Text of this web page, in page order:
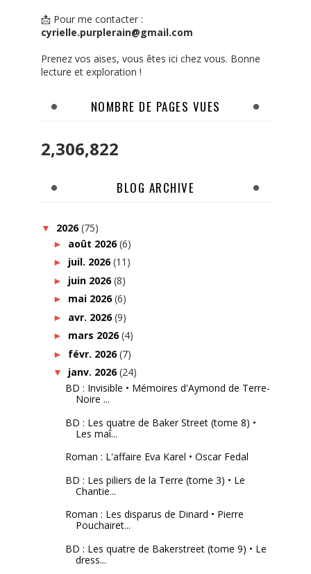
📩 Pour me contacter :
cyrielle.purplerain@gmail.com
Prenez vos aises, vous êtes ici chez vous. Bonne
lecture et exploration !
NOMBRE DE PAGES VUES
2,306,822
BLOG ARCHIVE
▼ 2026(75)
► août 2026(6)
► juil. 2026(11)
► juin 2026(8)
► mai 2026(6)
► avr. 2026(9)
► mars 2026(4)
► févr. 2026(7)
▼ janv. 2026(24)
BD : Invisible • Mémoires d'Aymond de Terre-
Noire ...
BD : Les quatre de Baker Street (tome 8) •
Les maî...
Roman : L'affaire Eva Karel • Oscar Fedal
BD : Les piliers de la Terre (tome 3) • Le
Chantie...
Roman : Les disparus de Dinard • Pierre
Pouchairet...
BD : Les quatre de Bakerstreet (tome 9) • Le
dress...